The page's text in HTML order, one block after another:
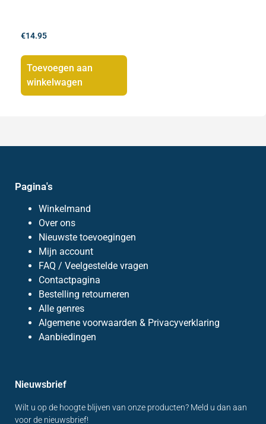
€14.95
Toevoegen aan
winkelwagen
Pagina's
Winkelmand
Over ons
Nieuwste toevoegingen
Mijn account
FAQ / Veelgestelde vragen
Contactpagina
Bestelling retourneren
Alle genres
Algemene voorwaarden & Privacyverklaring
Aanbiedingen
Nieuwsbrief
Wilt u op de hoogte blijven van onze producten? Meld u dan aan
voor de nieuwsbrief!